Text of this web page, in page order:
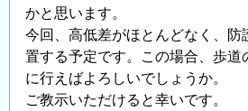
かと思います。
今回、高低差がほとんどなく、防
置する予定です。この場合、歩道
に行えばよろしいでしょうか。
ご教示いただけると幸いです。